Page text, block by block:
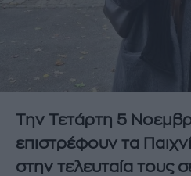
Την Τετάρτη 5
επιστρέφουν τα
στην τελευταία τους